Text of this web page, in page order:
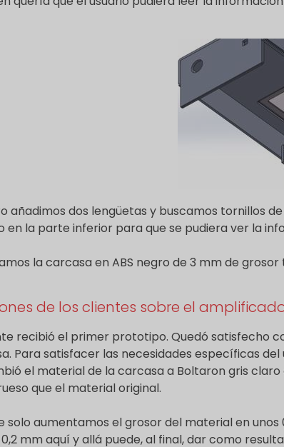
añadimos dos lengüetas y buscamos tornillos
en la parte inferior para que se pudiera ver la
la carcasa en ABS negro de 3 mm de
de los clientes sobre el
recibió el primer prototipo. Quedó satisfecho
Para satisfacer las necesidades específicas
el material de la carcasa a Boltaron gris
que el material original.
solo aumentamos el grosor del material en
mm aquí y allá puede, al final, dar como